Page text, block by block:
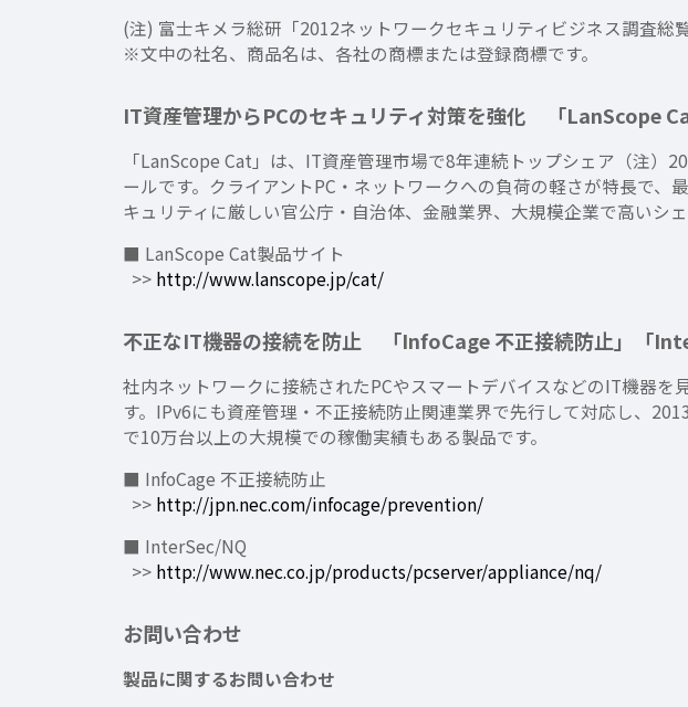
(注) 富士キメラ総研「2012ネットワークセキュリティビジネス調査総覧
※文中の社名、商品名は、各社の商標または登録商標です。
IT資産管理からPCのセキュリティ対策を強化 「LanScope
「LanScope Cat」は、IT資産管理市場で8年連続トップシェア（注
ールです。クライアントPC・ネットワークへの負荷の軽さが特長で
キュリティに厳しい官公庁・自治体、金融業界、大規模企業で高いシェ
■ LanScope Cat製品サイト
>> http://www.lanscope.jp/cat/
不正なIT機器の接続を防止 「InfoCage 不正接続防止」「
社内ネットワークに接続されたPCやスマートデバイスなどのIT機器
す。IPv6にも資産管理・不正接続防止関連業界で先行して対応し、
で10万台以上の大規模での稼働実績もある製品です。
■ InfoCage 不正接続防止
>> http://jpn.nec.com/infocage/prevention/
■ InterSec/NQ
>> http://www.nec.co.jp/products/pcserver/appliance/nq/
お問い合わせ
製品に関するお問い合わせ